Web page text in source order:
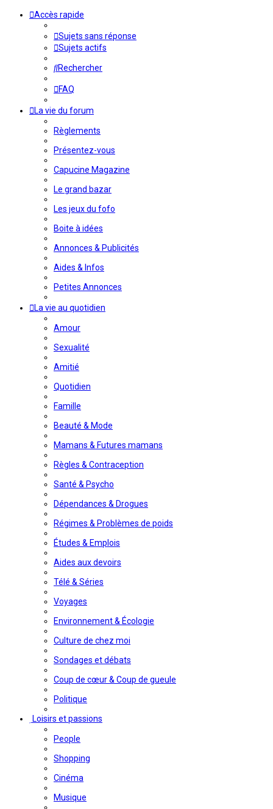
Accès rapide
Sujets sans réponse
Sujets actifs
Rechercher
FAQ
La vie du forum
Règlements
Présentez-vous
Capucine Magazine
Le grand bazar
Les jeux du fofo
Boite à idées
Annonces & Publicités
Aides & Infos
Petites Annonces
La vie au quotidien
Amour
Sexualité
Amitié
Quotidien
Famille
Beauté & Mode
Mamans & Futures mamans
Règles & Contraception
Santé & Psycho
Dépendances & Drogues
Régimes & Problèmes de poids
Études & Emplois
Aides aux devoirs
Télé & Séries
Voyages
Environnement & Écologie
Culture de chez moi
Sondages et débats
Coup de cœur & Coup de gueule
Politique
Loisirs et passions
People
Shopping
Cinéma
Musique